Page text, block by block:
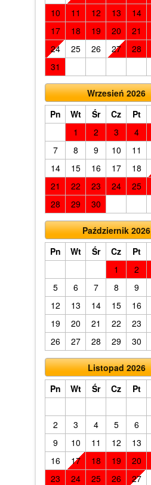
10
11 12 13 14
17
18 19 20 21
24
25 26 27 28
31
Wrzesień 2026
Pn
Wt Śr Cz Pt
1
2 3 4
7
8 9 10 11
14
15 16 17 18
21
22 23 24 25
28
29 30
Październik 2026
Pn
Wt Śr Cz Pt
1
2
5
6 7 8 9
12
13 14 15 16
19
20 21 22 23
26
27 28 29 30
Listopad 2026
Pn
Wt Śr Cz Pt
2
3 4 5 6
9
10 11 12 13
16
17 18 19 20
23
24 25 26 27